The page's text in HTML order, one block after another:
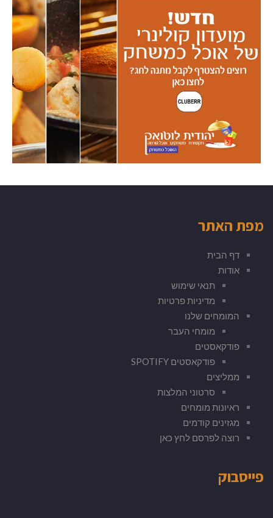
מפת האתר
דף הבית
אודות
תנאי שימוש
מדיניות פרטיות
המומחים שלנו
מומחי העבר
פודקאסטים
פודקאסטים SPOTIFY
ממליצים
סרטוני המלצות
ראיונות מומחים
מגזינים קודמים
רוצה לפרסם לחץ כאן
פייסבוק